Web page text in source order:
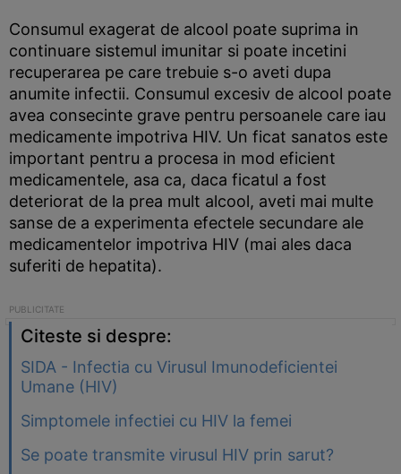
Consumul exagerat de alcool poate suprima in
continuare sistemul imunitar si poate incetini
recuperarea pe care trebuie s-o aveti dupa
anumite infectii. Consumul excesiv de alcool poate
avea consecinte grave pentru persoanele care iau
medicamente impotriva HIV. Un ficat sanatos este
important pentru a procesa in mod eficient
medicamentele, asa ca, daca ficatul a fost
deteriorat de la prea mult alcool, aveti mai multe
sanse de a experimenta efectele secundare ale
medicamentelor impotriva HIV (mai ales daca
suferiti de hepatita).
Citeste si despre:
SIDA - Infectia cu Virusul Imunodeficientei
Umane (HIV)
Simptomele infectiei cu HIV la femei
Se poate transmite virusul HIV prin sarut?